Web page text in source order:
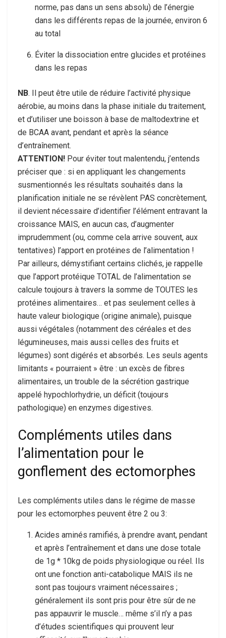
norme, pas dans un sens absolu) de l’énergie
dans les différents repas de la journée, environ 6
au total
Éviter la dissociation entre glucides et protéines
dans les repas
NB. Il peut être utile de réduire l’activité physique
aérobie, au moins dans la phase initiale du traitement,
et d’utiliser une boisson à base de maltodextrine et
de BCAA avant, pendant et après la séance
d’entraînement.
ATTENTION! Pour éviter tout malentendu, j’entends
préciser que : si en appliquant les changements
susmentionnés les résultats souhaités dans la
planification initiale ne se révèlent PAS concrètement,
il devient nécessaire d’identifier l’élément entravant la
croissance MAIS, en aucun cas, d’augmenter
imprudemment (ou, comme cela arrive souvent, aux
tentatives) l’apport en protéines de l’alimentation !
Par ailleurs, démystifiant certains clichés, je rappelle
que l’apport protéique TOTAL de l’alimentation se
calcule toujours à travers la somme de TOUTES les
protéines alimentaires… et pas seulement celles à
haute valeur biologique (origine animale), puisque
aussi végétales (notamment des céréales et des
légumineuses, mais aussi celles des fruits et
légumes) sont digérés et absorbés. Les seuls agents
limitants « pourraient » être : un excès de fibres
alimentaires, un trouble de la sécrétion gastrique
appelé hypochlorhydrie, un déficit (toujours
pathologique) en enzymes digestives.
Compléments utiles dans
l’alimentation pour le
gonflement des ectomorphes
Les compléments utiles dans le régime de masse
pour les ectomorphes peuvent être 2 ou 3:
Acides aminés ramifiés, à prendre avant, pendant
et après l’entraînement et dans une dose totale
de 1g * 10kg de poids physiologique ou réel. Ils
ont une fonction anti-catabolique MAIS ils ne
sont pas toujours vraiment nécessaires ;
généralement ils sont pris pour être sûr de ne
pas appauvrir le muscle… même s’il n’y a pas
d’études scientifiques qui prouvent leur